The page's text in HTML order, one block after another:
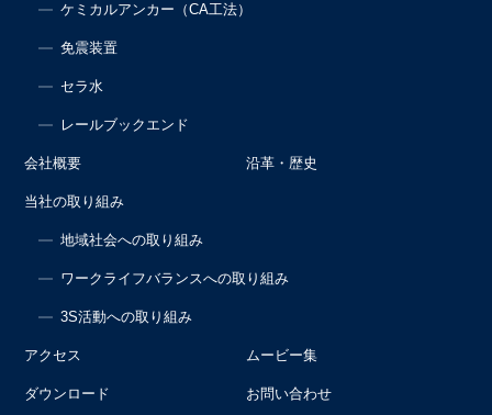
会社概要 沿革・歴史
アクセス ムービー集
ダウンロード お問い合わせ
ケミカルアンカー（CA工法）
免震装置
セラ水
レールブックエンド
当社の取り組み
地域社会への取り組み
ワークライフバランスへの取り組み
3S活動への取り組み